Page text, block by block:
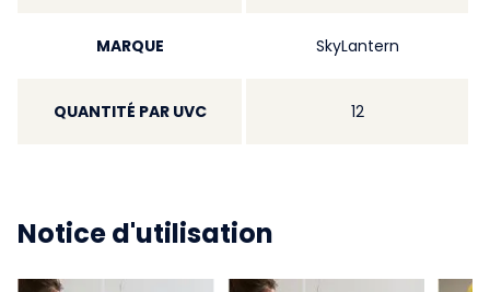
MARQUE SkyLantern
QUANTITÉ PAR UVC 12
Notice d'utilisation